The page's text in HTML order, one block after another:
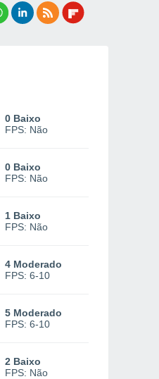
0 Baixo
FPS: Não
0 Baixo
FPS: Não
1 Baixo
FPS: Não
4 Moderado
FPS: 6-10
5 Moderado
FPS: 6-10
2 Baixo
FPS: Não